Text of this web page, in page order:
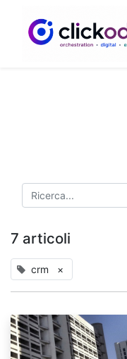
7 articoli
crm ×